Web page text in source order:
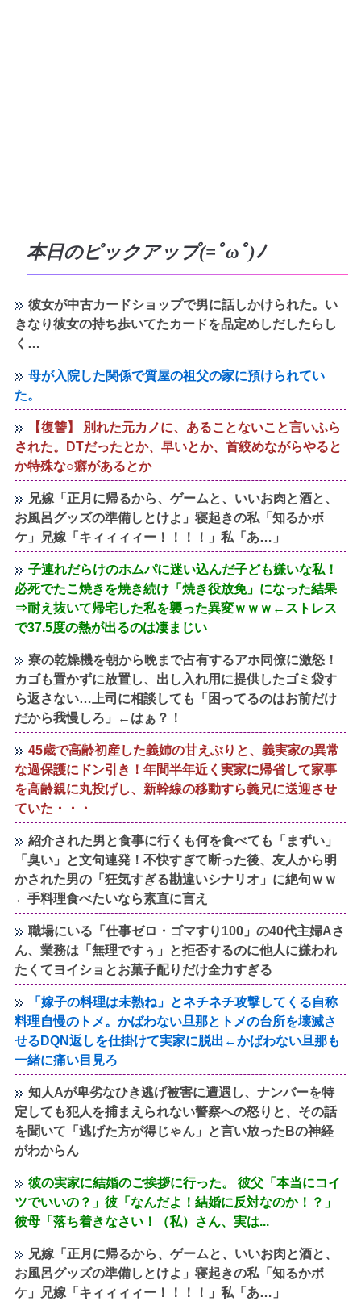
本日のピックアップ(=ﾟωﾟ)ﾉ
彼女が中古カードショップで男に話しかけられた。い
きなり彼女の持ち歩いてたカードを品定めしだしたらし
く…
母が入院した関係で質屋の祖父の家に預けられてい
た。
【復讐】 別れた元カノに、あることないこと言いふら
された。DTだったとか、早いとか、首絞めながらやると
か特殊な○癖があるとか
兄嫁「正月に帰るから、ゲームと、いいお肉と酒と、
お風呂グッズの準備しとけよ」寝起きの私「知るかボ
ケ」兄嫁「キィィィィー！！！！」私「あ…」
子連れだらけのホムパに迷い込んだ子ども嫌いな私！
必死でたこ焼きを焼き続け「焼き役放免」になった結果
⇒耐え抜いて帰宅した私を襲った異変ｗｗｗ←ストレス
で37.5度の熱が出るのは凄まじい
寮の乾燥機を朝から晩まで占有するアホ同僚に激怒！
カゴも置かずに放置し、出し入れ用に提供したゴミ袋す
ら返さない…上司に相談しても「困ってるのはお前だけ
だから我慢しろ」←はぁ？！
45歳で高齢初産した義姉の甘えぶりと、義実家の異常
な過保護にドン引き！年間半年近く実家に帰省して家事
を高齢親に丸投げし、新幹線の移動すら義兄に送迎させ
ていた・・・
紹介された男と食事に行くも何を食べても「まずい」
「臭い」と文句連発！不快すぎて断った後、友人から明
かされた男の「狂気すぎる勘違いシナリオ」に絶句ｗｗ
←手料理食べたいなら素直に言え
職場にいる「仕事ゼロ・ゴマすり100」の40代主婦Aさ
ん、業務は「無理ですぅ」と拒否するのに他人に嫌われ
たくてヨイショとお菓子配りだけ全力すぎる
「嫁子の料理は未熟ね」とネチネチ攻撃してくる自称
料理自慢のトメ。かばわない旦那とトメの台所を壊滅さ
せるDQN返しを仕掛けて実家に脱出←かばわない旦那も
一緒に痛い目見ろ
知人Aが卑劣なひき逃げ被害に遭遇し、ナンバーを特
定しても犯人を捕まえられない警察への怒りと、その話
を聞いて「逃げた方が得じゃん」と言い放ったBの神経
がわからん
彼の実家に結婚のご挨拶に行った。 彼父「本当にコイ
ツでいいの？」彼「なんだよ！結婚に反対なのか！？」
彼母「落ち着きなさい！（私）さん、実は...
兄嫁「正月に帰るから、ゲームと、いいお肉と酒と、
お風呂グッズの準備しとけよ」寝起きの私「知るかボ
ケ」兄嫁「キィィィィー！！！！」私「あ…」